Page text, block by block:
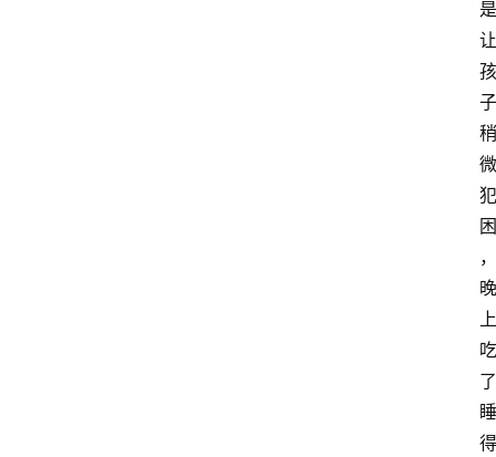
是
让
孩
子
稍
微
犯
困
，
晚
上
吃
了
睡
得